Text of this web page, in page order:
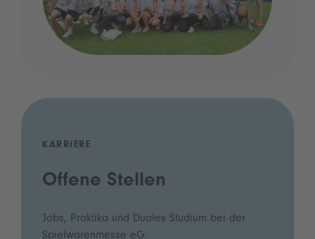
KARRIERE
Offene Stellen
Jobs, Praktika und Duales Studium bei der
Spielwarenmesse eG.